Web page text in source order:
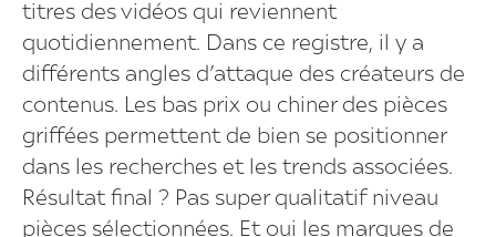
titres des vidéos qui reviennent
quotidiennement. Dans ce registre, il y a
différents angles d’attaque des créateurs de
contenus. Les bas prix ou chiner des pièces
griffées permettent de bien se positionner
dans les recherches et les trends associées.
Résultat final ? Pas super qualitatif niveau
pièces sélectionnées. Et oui les marques de